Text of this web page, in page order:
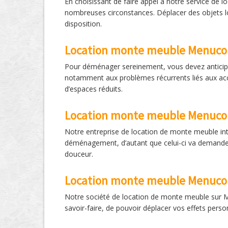
nombreuses circonstances. Déplacer des
disposition.
Location monte meuble
Pour déménager sereinement, vous devez
notamment aux problèmes récurrents liés aux
d’espaces réduits.
Location monte meuble
Notre entreprise de location de monte meuble
déménagement, d’autant que celui-ci va
douceur.
Location monte meuble
Notre société de location de monte meuble sur
savoir-faire, de pouvoir déplacer vos effets